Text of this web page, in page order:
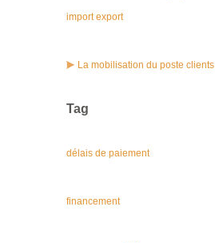
import export
La mobilisation du poste clients
Tag
délais de paiement
financement